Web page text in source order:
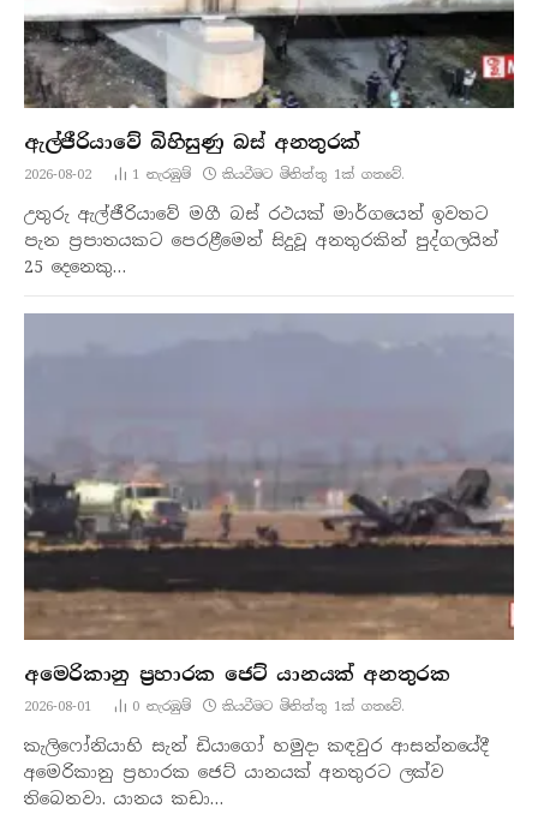
ඇල්ජීරියාවේ බිහිසුණු බස් අනතුරක්
2026-08-02 1 නැරඹු​ම් කියවීමට මිනිත්තු 1ක් ගතවේ.
උතුරු ඇල්ජීරියාවේ මගී බස් රථයක් මාර්ගයෙන් ඉවතට
පැන ප්‍රපාතයකට පෙරළීමෙන් සිදුවූ අනතුරකින් පුද්ගලයින්
25 දෙනෙකු…
අමෙරිකානු ප්‍රහාරක ජෙට් යානයක් අනතුරක
2026-08-01 0 නැරඹු​ම් කියවීමට මිනිත්තු 1ක් ගතවේ.
කැලිෆෝනියාහි සැන් ඩියාගෝ හමුදා කඳවුර ආසන්නයේදී
අමෙරිකානු ප්‍රහාරක ජෙට් යානයක් අනතුරට ලක්ව
තිබෙනවා. යානය කඩා…